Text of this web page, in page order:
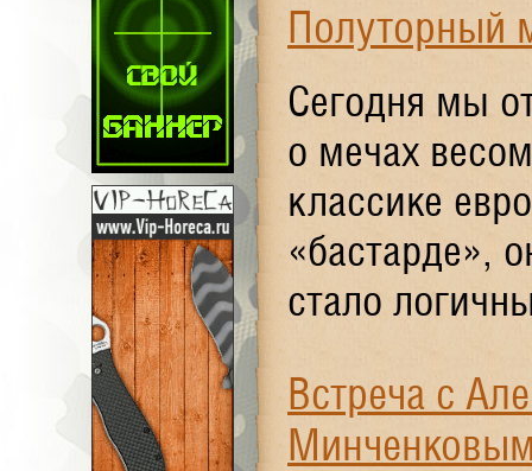
Полуторный
Сегодня мы
о мечах
классике
«бастарде»,
стало
Встреча с